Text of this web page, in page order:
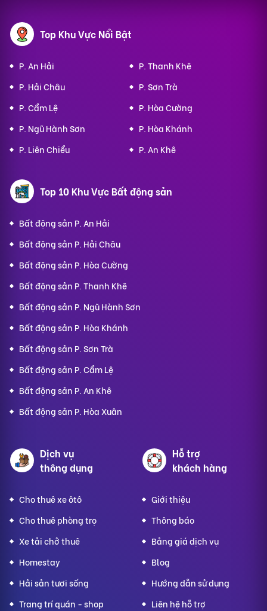
Top Khu Vực Nổi Bật
P. An Hải
P. Thanh Khê
P. Hải Châu
P. Sơn Trà
P. Cẩm Lệ
P. Hòa Cường
P. Ngũ Hành Sơn
P. Hòa Khánh
P. Liên Chiểu
P. An Khê
Top 10 Khu Vực Bất động sản
Bất động sản P. An Hải
Bất động sản P. Hải Châu
Bất động sản P. Hòa Cường
Bất động sản P. Thanh Khê
Bất động sản P. Ngũ Hành Sơn
Bất động sản P. Hòa Khánh
Bất động sản P. Sơn Trà
Bất động sản P. Cẩm Lệ
Bất động sản P. An Khê
Bất động sản P. Hòa Xuân
Dịch vụ
thông dụng
Cho thuê xe ôtô
Cho thuê phòng trọ
Xe tải chở thuê
Homestay
Hải sản tươi sống
Trang trí quán - shop
Hỗ trợ
khách hàng
Giới thiệu
Thông báo
Bảng giá dịch vụ
Blog
Hướng dẫn sử dụng
Liên hệ hỗ trợ